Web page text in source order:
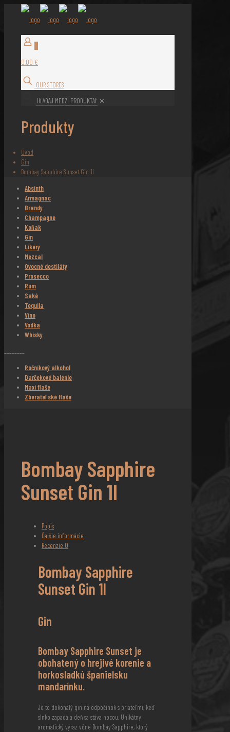
0,00 €
OUR STORES
✕
Produkty
Úvod
Gin
Bombay Sapphire Sunset Gin 1l
Absinth
Armagnac
Brandy
Champagne
Koňak
Gin
Likéry
Mezcal
Ovocné destiláty
Prosecco
Rum
Saké
Tequila
Víno
Vodka
Whisky
________
Ročníkový alkohol
Darčekové balenie
Maxi flaše
Zberateľské flaše
Bombay Sapphire
Sunset Gin 1l
Popis
Ďalšie informácie
Recenzie 0
Bombay Sapphire
Sunset Gin 1l
Gin
Bombay Sapphire Sunset je
obohatený o hrejivé korenie a
horkosladkú španielsku
mandarínku.
Je to dokonalý gin na odpočinok s priateľmi, keď
slnko zapadá a deň sa stáva nocou. Unikátny
aromatický výraz vône Bombay Sapphire, ktorý